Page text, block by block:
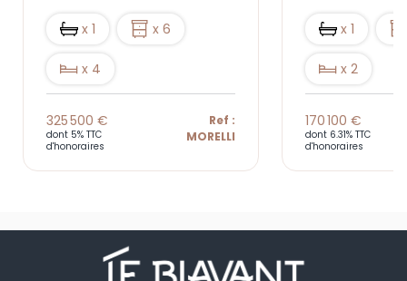
x 1 x 6
x 4
325 500 €
dont 5% TTC
d'honoraires
Ref :
MORELLI
x 1
x 2
170 100 €
dont 6.31% TTC
d'honoraires